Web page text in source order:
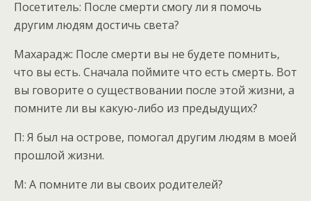
Посетитель: После смерти смогу ли я помочь
другим людям достичь света?
Махарадж: После смерти вы не будете помнить,
что вы есть. Сначала поймите что есть смерть. Вот
вы говорите о существовании после этой жизни, а
помните ли вы какую-либо из предыдущих?
П: Я был на острове, помогал другим людям в моей
прошлой жизни.
М: А помните ли вы своих родителей?